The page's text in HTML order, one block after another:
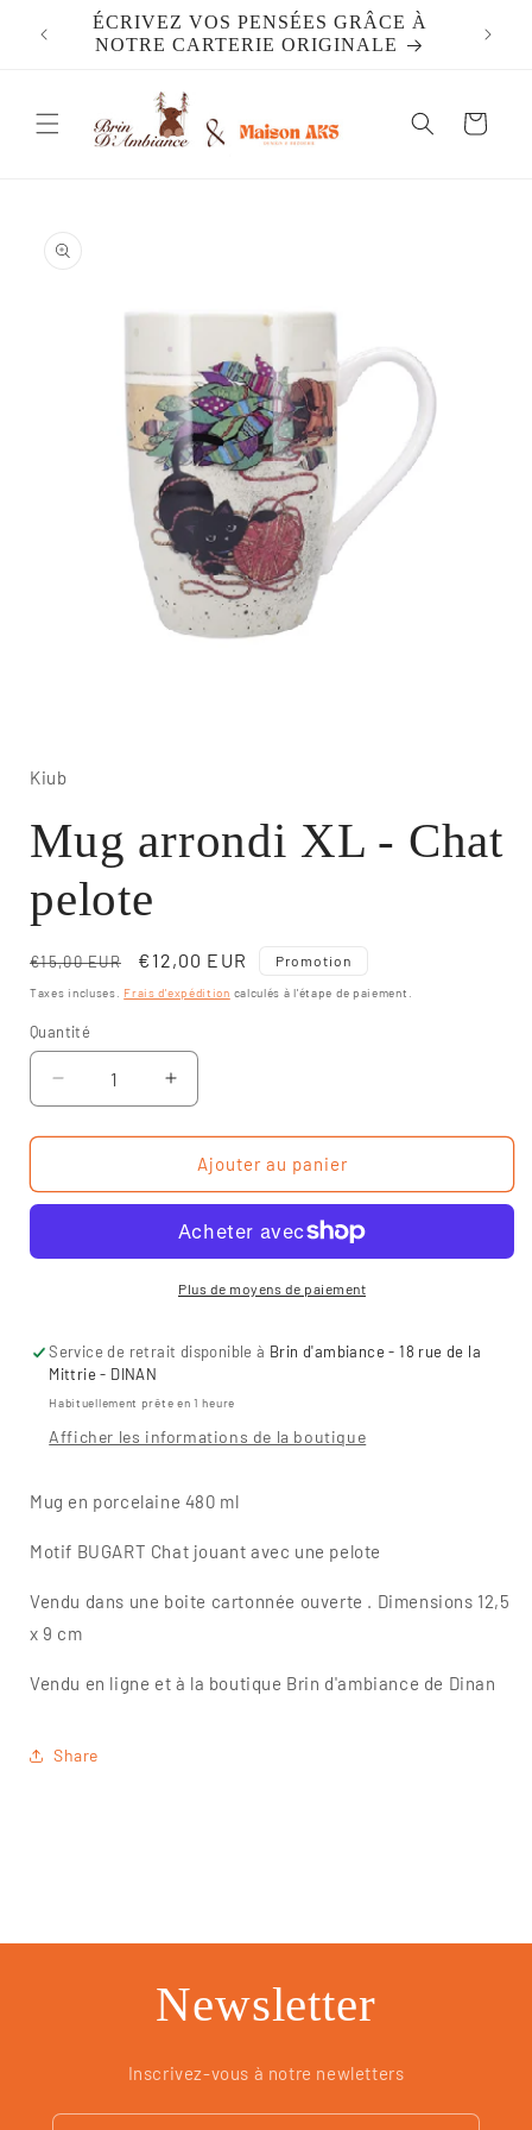
passer ÉCRIVEZ VOS PENSÉES GRÂCE À
NOTRE CARTERIE ORIGINALE
Panier
produits
1
fenêtre
modale
Kiub
Mug arrondi XL - Chat
pelote
Prix
habituel
€15,00 EUR
Prix
promotionnel
€12,00 EUR Promotion
Taxes incluses. Frais d'expédition calculés à l'étape de paiement.
Quantité
Réduire
la
quantité
Mug
-
Augmenter
la
quantité
Mug
XL
-
Chat
Ajouter au panier
Plus de moyens de paiement
Service de retrait disponible à Brin d'ambiance - 18 rue de la
Mittrie - DINAN
Habituellement prête en 1 heure
Afficher les informations de la boutique
Mug en porcelaine 480 ml
Motif BUGART Chat jouant avec une pelote
Vendu dans une boite cartonnée ouverte . Dimensions 12,5
x 9 cm
Vendu en ligne et à la boutique Brin d'ambiance de Dinan
Share
Newsletter
Inscrivez-vous à notre newletters